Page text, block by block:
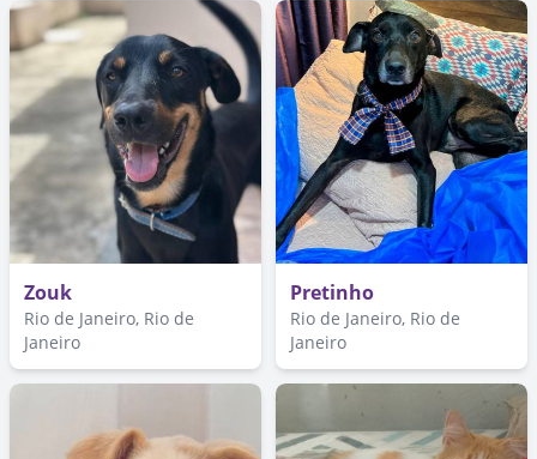
Zouk
Rio de Janeiro, Rio de
Janeiro
Pretinho
Rio de Janeiro, Rio de
Janeiro